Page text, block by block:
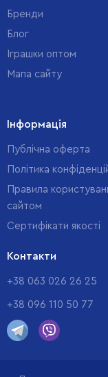
Бренди
Блог
Іграшки оптом
Мапа сайту
Інформація
Публічна оферта
Політика
Правила
сайтом
Cертифікати якості
Контакти
+38 063 026 26 25
+38 096 110 50 77